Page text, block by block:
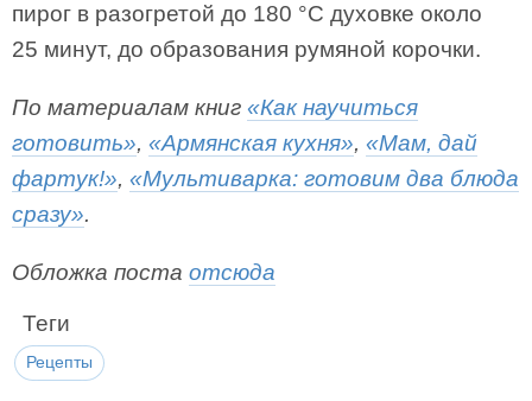
пирог в разогретой до 180 °C духовке около
25 минут, до образования румяной корочки.
По материалам книг «Как научиться
готовить», «Армянская кухня», «Мам, дай
фартук!», «Мультиварка: готовим два блюда
сразу».
Обложка поста отсюда
Теги
Рецепты